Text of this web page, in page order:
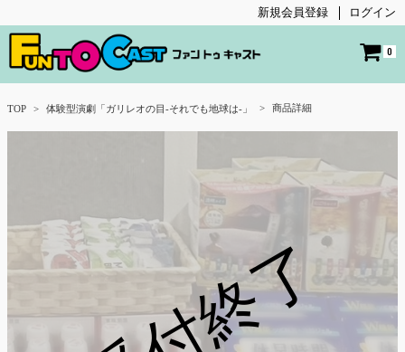
新規会員登録 ログイン
0
TOP 体験型演劇「ガリレオの目-それでも地球は-」 商品詳細